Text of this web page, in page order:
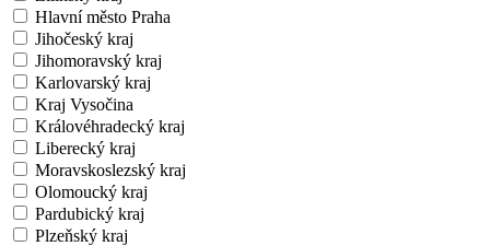
Hlavní město Praha
Jihočeský kraj
Jihomoravský kraj
Karlovarský kraj
Kraj Vysočina
Královéhradecký kraj
Liberecký kraj
Moravskoslezský kraj
Olomoucký kraj
Pardubický kraj
Plzeňský kraj